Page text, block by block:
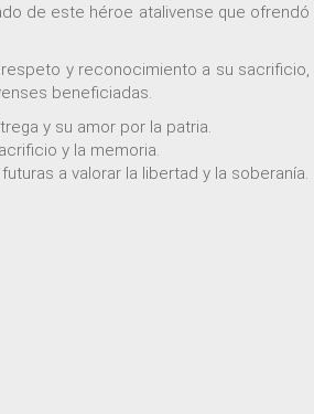
de este héroe atalivense que ofrendó
y reconocimiento a su sacrificio,
beneficiadas.
y su amor por la patria.
y la memoria.
a valorar la libertad y la soberanía.